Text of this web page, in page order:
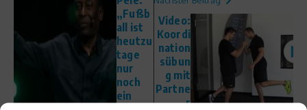
„Fußb
all ist
heutzu
tage
nur
noch
ein
Video:
Koordi
nation
sübun
g mit
Partne
r